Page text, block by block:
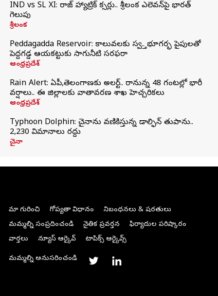
IND vs SL XI: సిరాజ్‌ హ్యాట్రిక్‌ సిక్సర్లు.. శ్రీలంక ఎలెవన్‌పై భారత్‌
గెలుపు
శ్రీలంక
Peddagadda Reservoir: కాలువలకు స్వస్తి.. భూగర్భ పైపులతో
పెద్దగడ్డ ఆయకట్టుకు సాగునీటి సరఫరా
ఆంధ్రప్రదేశ్
Rain Alert: ఏపీ,తెలంగాణకు అలర్ట్.. రానున్న 48 గంటల్లో భారీ
వర్షాలు.. ఈ జిల్లాలకు వాతావరణ శాఖ హెచ్చరికలు
ఆంధ్రప్రదేశ్
Typhoon Dolphin: చైనాను వణికిస్తున్న డాల్ఫిన్‌ తుపాను..
2,230 విమానాలు రద్దు
చైనా
మా గురించి గోప్యతా విధానం
నిబంధనలు & షరతులు
మమ్మల్ని సంప్రదించండి
నైతిక ప్రవర్తన
ఫిర్యాదుల పరిష్కారం
వార్తలు
న్యూస్ ఆర్కైవ్ టాపిక్స్ ఆర్కైవ్స్
మమ్మల్ని అనుసరించండి